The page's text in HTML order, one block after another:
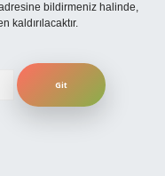
bildirmeniz halinde,
kaldırılacaktır.